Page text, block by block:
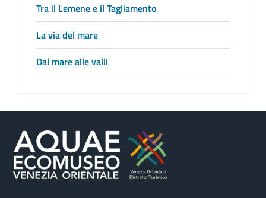
Tra il Lemene e il Tagliamento
La via del mare
Dal mare alle valli